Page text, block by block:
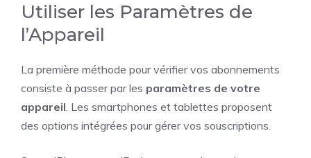
Utiliser les Paramètres de
l’Appareil
La première méthode pour vérifier vos abonnements
consiste à passer par les paramètres de votre
appareil. Les smartphones et tablettes proposent
des options intégrées pour gérer vos souscriptions.